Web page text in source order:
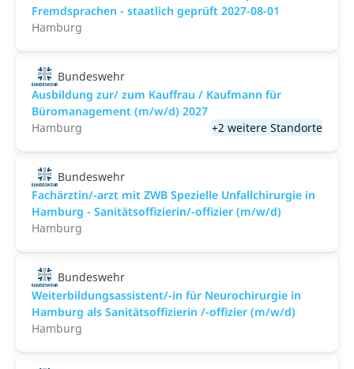
Fremdsprachen - staatlich geprüft 2027-08-01
Hamburg
Bundeswehr
Ausbildung zur/ zum Kauffrau / Kaufmann für
Büromanagement (m/w/d) 2027
Hamburg
+2 weitere Standorte
Bundeswehr
Fachärztin/-arzt mit ZWB Spezielle Unfallchirurgie in
Hamburg - Sanitätsoffizierin/-offizier (m/w/d)
Hamburg
Bundeswehr
Weiterbildungsassistent/-in für Neurochirurgie in
Hamburg als Sanitätsoffizierin /-offizier (m/w/d)
Hamburg